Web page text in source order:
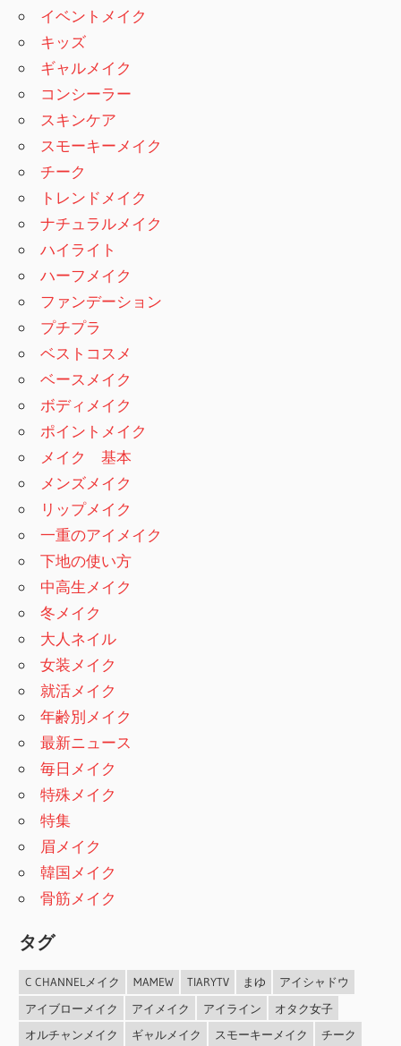
イベントメイク
キッズ
ギャルメイク
コンシーラー
スキンケア
スモーキーメイク
チーク
トレンドメイク
ナチュラルメイク
ハイライト
ハーフメイク
ファンデーション
プチプラ
ベストコスメ
ベースメイク
ボディメイク
ポイントメイク
メイク 基本
メンズメイク
リップメイク
一重のアイメイク
下地の使い方
中高生メイク
冬メイク
大人ネイル
女装メイク
就活メイク
年齢別メイク
最新ニュース
毎日メイク
特殊メイク
特集
眉メイク
韓国メイク
骨筋メイク
タグ
C CHANNELメイク MAMEW TIARYTV まゆ
アイシャドウ
アイブローメイク
アイメイク アイライン
オタク女子
オルチャンメイク
ギャルメイク スモーキーメイク チーク